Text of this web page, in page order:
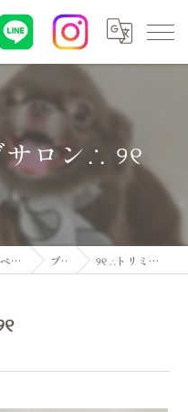
ロン∴ ୨୧
大阪市淀川区のトリミングサロン・ペットサロンならDogsalon ARUN ブログ ୨୧ ∴トリミングサロン∴ ୨୧